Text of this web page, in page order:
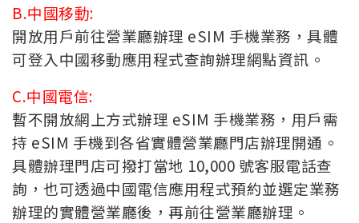
B.中國移動:
開放用戶前往營業廳辦理 eSIM 手機業務，具體
可登入中國移動應用程式查詢辦理網點資訊。
C.中國電信:
暫不開放網上方式辦理 eSIM 手機業務，用戶需
持 eSIM 手機到各省實體營業廳門店辦理開通。
具體辦理門店可撥打當地 10,000 號客服電話查
詢，也可透過中國電信應用程式預約並選定業務
辦理的實體營業廳後，再前往營業廳辦理。